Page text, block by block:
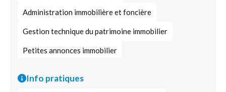
Administration immobilière et foncière
Gestion technique du patrimoine immobilier
Petites annonces immobilier
Info pratiques